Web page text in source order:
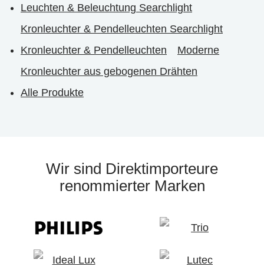
Leuchten & Beleuchtung Searchlight
Kronleuchter & Pendelleuchten Searchlight
Kronleuchter & Pendelleuchten
Moderne
Kronleuchter aus gebogenen Drähten
Alle Produkte
Wir sind Direktimporteure
renommierter Marken